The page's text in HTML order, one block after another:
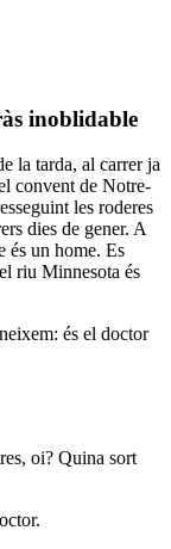
inoblidable
la tarda, al carrer ja
convent de Notre-
les roderes
dies de gener. A
és un home. Es
riu Minnesota és
és el doctor
oi? Quina sort